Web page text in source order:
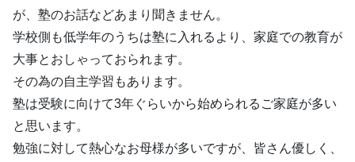
が、塾のお話などあまり聞きません。
学校側も低学年のうちは塾に入れるより、家庭での教育が
大事とおしゃっておられます。
その為の自主学習もあります。
塾は受験に向けて3年ぐらいから始められるご家庭が多い
と思います。
勉強に対して熱心なお母様が多いですが、皆さん優しく、